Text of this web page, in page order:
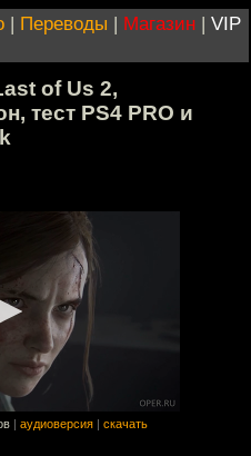
| Переводы | Магазин | VIP
of Us 2,
тест PS4 PRO и
аудиоверсия скачать